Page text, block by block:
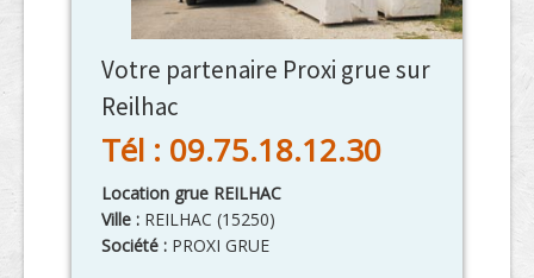
Votre partenaire Proxi grue sur
Reilhac
Tél : 09.75.18.12.30
Location grue REILHAC
Ville : REILHAC (15250)
Société : PROXI GRUE